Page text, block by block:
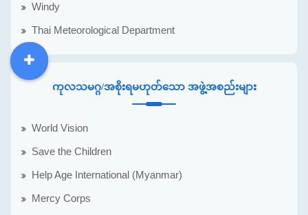
Windy
Thai Meteorological Department
ကုလသမဂ္ဂ/အစိုးရမဟုတ်သော အဖွဲ့အစည်းများ
World Vision
Save the Children
Help Age International (Myanmar)
Mercy Corps
DDM